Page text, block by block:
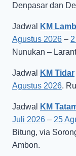
Denpasar dan
Jadwal KM
Agustus 2026 –
Nunukan –
Jadwal KM Tidar
Agustus 2026.
Jadwal KM
Juli 2026 – 25
Bitung, via
Ambon.